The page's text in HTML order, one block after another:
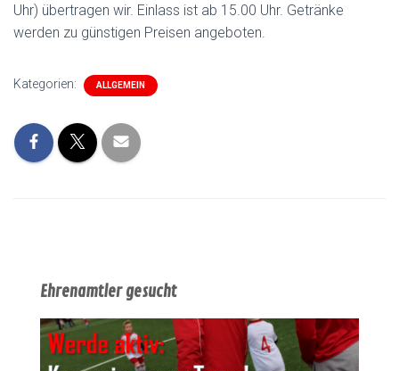
Uhr) übertragen wir. Einlass ist ab 15.00 Uhr. Getränke
werden zu günstigen Preisen angeboten.
Kategorien: ALLGEMEIN
Ehrenamtler gesucht